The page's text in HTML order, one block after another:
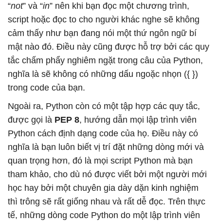
“not” và “in” nên khi bạn đọc một chương trình,
script hoặc đọc to cho người khác nghe sẽ không
cảm thấy như bạn đang nói một thứ ngôn ngữ bí
mật nào đó. Điều này cũng được hỗ trợ bởi các quy
tắc chấm phẩy nghiêm ngặt trong câu của Python,
nghĩa là sẽ không có những dấu ngoặc nhọn ({ })
trong code của bạn.
Ngoài ra, Python còn có một tập hợp các quy tắc,
được gọi là PEP 8, hướng dẫn mọi lập trình viên
Python cách định dạng code của họ. Điều này có
nghĩa là bạn luôn biết vị trí đặt những dòng mới và
quan trọng hơn, đó là mọi script Python mà bạn
tham khảo, cho dù nó được viết bởi một người mới
học hay bởi một chuyên gia dày dặn kinh nghiệm
thì trông sẽ rất giống nhau và rất dễ đọc. Trên thực
tế, những dòng code Python do một lập trình viên